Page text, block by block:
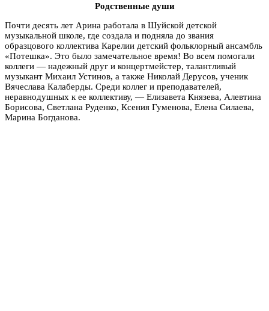
Родственные души
Почти десять лет Арина работала в Шуйской детской
музыкальной школе, где создала и подняла до звания
образцового коллектива Карелии детский фольклорный ансамбль
«Потешка». Это было замечательное время! Во всем помогали
коллеги — надежный друг и концертмейстер, талантливый
музыкант Михаил Устинов, а также Николай Дерусов, ученик
Вячеслава Калаберды. Среди коллег и преподавателей,
неравнодушных к ее коллективу, — Елизавета Князева, Алевтина
Борисова, Светлана Руденко, Ксения Гуменова, Елена Силаева,
Марина Богданова.